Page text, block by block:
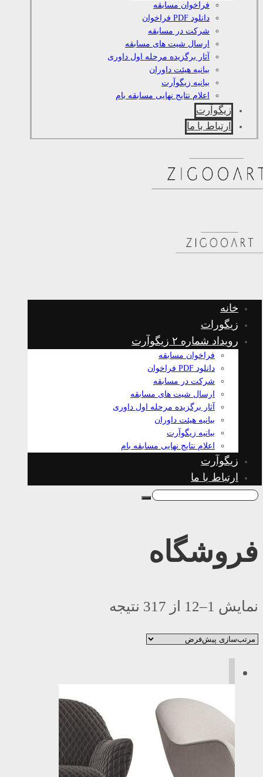
فراخوان مسابقه
دانلود PDF فراخوان
شرکت در مسابقه
ارسال شیت های مسابقه
آثار برگزیده مرحله اول داوری
بیانیه هیئت داوران
بیانیه زیگوآرت
اعلام نتایج نهایی مسابقه بام
زیگوآرت
ارتباط با ما
خانه
زیگورات
رویداد شماره ۲ زیگوآرت
فراخوان مسابقه
دانلود PDF فراخوان
شرکت در مسابقه
ارسال شیت های مسابقه
آثار برگزیده مرحله اول داوری
بیانیه هیئت داوران
بیانیه زیگوآرت
اعلام نتایج نهایی مسابقه بام
زیگوآرت
ارتباط با ما
فروشگاه
نمایش 1–12 از 317 نتیجه